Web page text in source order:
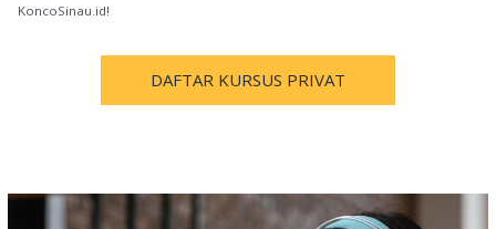
KoncoSinau.id!
DAFTAR KURSUS PRIVAT